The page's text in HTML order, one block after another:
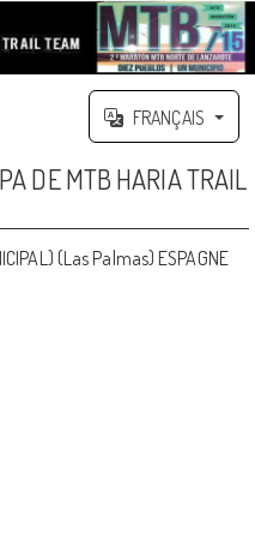
FRANÇAIS
DE MTB HARIA TRAIL
(Las Palmas) ESPAGNE